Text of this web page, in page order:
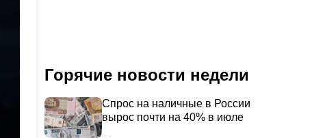
Горячие новости недели
Спрос на наличные в России
вырос почти на 40% в июле